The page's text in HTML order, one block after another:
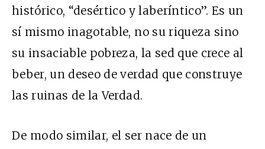
histórico, “desértico y laberíntico”. Es un
sí mismo inagotable, no su riqueza sino
su insaciable pobreza, la sed que crece al
beber, un deseo de verdad que construye
las ruinas de la Verdad.
De modo similar, el ser nace de un